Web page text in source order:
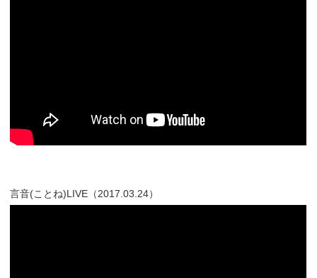
言音(ことね)LIVE（2017.03.24）